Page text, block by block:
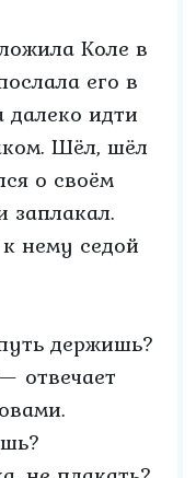
Коле в
его в
далеко идти
Шёл, шёл
о своём
заплакал.
нему седой
держишь?
отвечает